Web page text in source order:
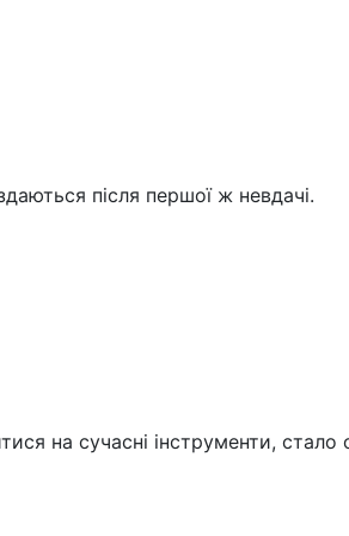
після першої ж невдачі.
на сучасні інструменти,